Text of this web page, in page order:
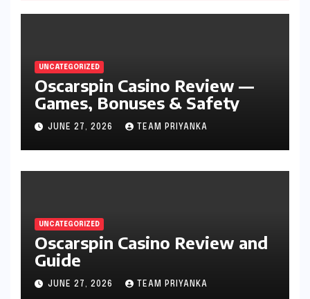
UNCATEGORIZED
Oscarspin Casino Review —
Games, Bonuses & Safety
JUNE 27, 2026 TEAM PRIYANKA
UNCATEGORIZED
Oscarspin Casino Review and
Guide
JUNE 27, 2026 TEAM PRIYANKA